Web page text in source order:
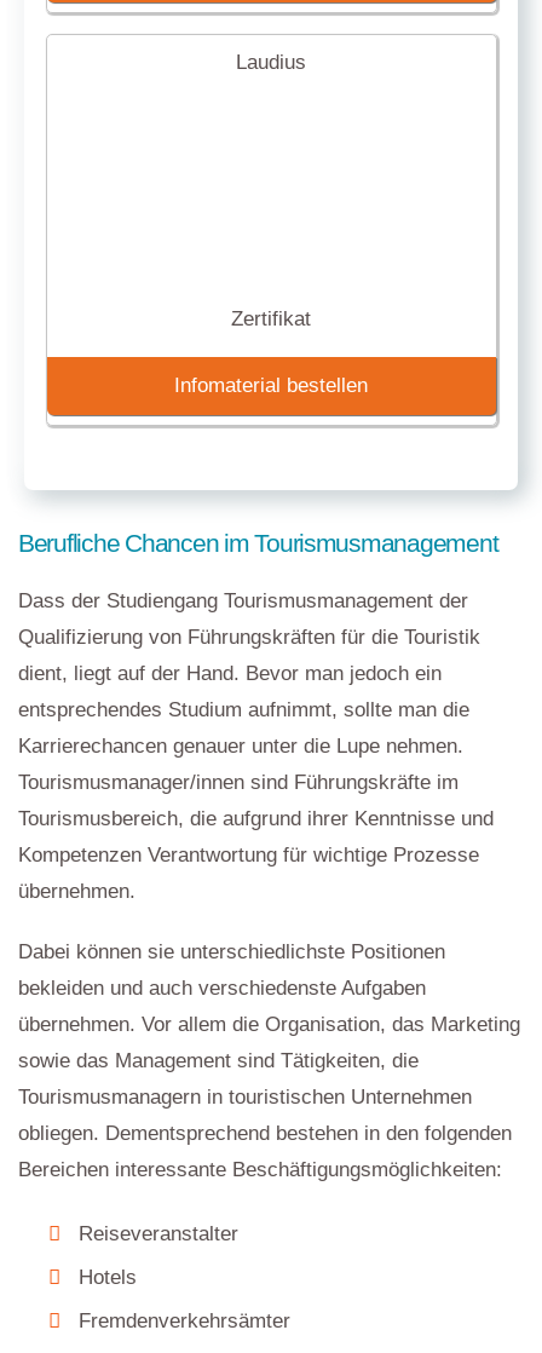
Laudius
Zertifikat
Infomaterial bestellen
Berufliche Chancen im Tourismusmanagement
Dass der Studiengang Tourismusmanagement der
Qualifizierung von Führungskräften für die Touristik
dient, liegt auf der Hand. Bevor man jedoch ein
entsprechendes Studium aufnimmt, sollte man die
Karrierechancen genauer unter die Lupe nehmen.
Tourismusmanager/innen sind Führungskräfte im
Tourismusbereich, die aufgrund ihrer Kenntnisse und
Kompetenzen Verantwortung für wichtige Prozesse
übernehmen.
Dabei können sie unterschiedlichste Positionen
bekleiden und auch verschiedenste Aufgaben
übernehmen. Vor allem die Organisation, das Marketing
sowie das Management sind Tätigkeiten, die
Tourismusmanagern in touristischen Unternehmen
obliegen. Dementsprechend bestehen in den folgenden
Bereichen interessante Beschäftigungsmöglichkeiten:
Reiseveranstalter
Hotels
Fremdenverkehrsämter